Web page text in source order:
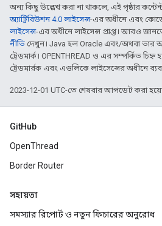
অন্য কিছু উল্লেখ করা না থাকলে, এই পৃষ্ঠার
অ্যাট্রিবিউশন 4.0 লাইসেন্স-এর অধীনে এবং
লাইসেন্স-এর অধীনে লাইসেন্স প্রাপ্ত। আরও
নীতি দেখুন। Java হল Oracle এবং/অথবা তার
ট্রেডমার্ক। OPENTHREAD ও এর সম্পর্কিত
ট্রেডমার্রক এবং এগুলিকে লাইসেন্সের অধীনে
2023-12-01 UTC-তে শেষবার আপডেট করা
GitHub
OpenThread
Border Router
সহায়তা
সমস্যার রিপোর্ট ও নতুন ফিচারের অনুরোধ